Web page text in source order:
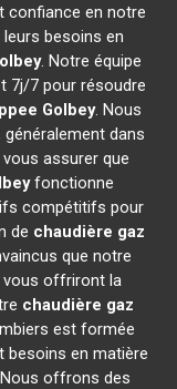
confiance en notre
besoins en
. Notre équipe
7j/7 pour résoudre
Golbey. Nous
dans
assurer que
fonctionne
compétitifs pour
de chaudière gaz
que notre
vous offriront la
chaudière gaz
est formée
besoins en matière
offrons des